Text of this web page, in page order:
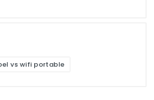
vs wifi portable